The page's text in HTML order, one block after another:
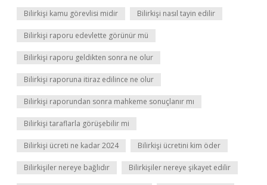
Bilirkişi kamu görevlisi midir Bilirkişi nasıl tayin edilir
Bilirkişi raporu edevlette görünür mü
Bilirkişi raporu geldikten sonra ne olur
Bilirkişi raporuna itiraz edilince ne olur
Bilirkişi raporundan sonra mahkeme sonuçlanır mı
Bilirkişi taraflarla görüşebilir mi
Bilirkişi ücreti ne kadar 2024 Bilirkişi ücretini kim öder
Bilirkişiler nereye bağlıdır Bilirkişiler nereye şikayet edilir